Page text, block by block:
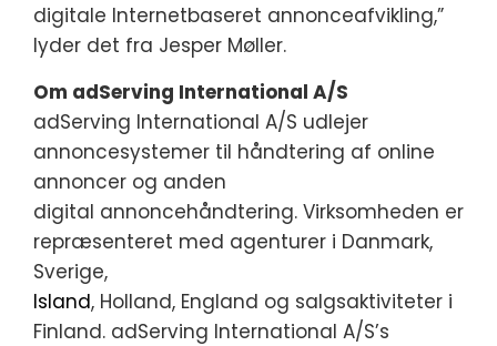
digitale Internetbaseret annonceafvikling,”
lyder det fra Jesper Møller.
Om adServing International A/S
adServing International A/S udlejer
annoncesystemer til håndtering af online
annoncer og anden
digital annoncehåndtering. Virksomheden er
repræsenteret med agenturer i Danmark,
Sverige,
Island, Holland, England og salgsaktiviteter i
Finland. adServing International A/S’s